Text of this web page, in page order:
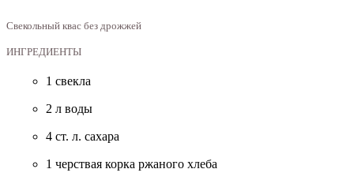
Свекольный квас без дрожжей
ИНГРЕДИЕНТЫ
1 свекла
2 л воды
4 ст. л. сахара
1 черствая корка ржаного хлеба